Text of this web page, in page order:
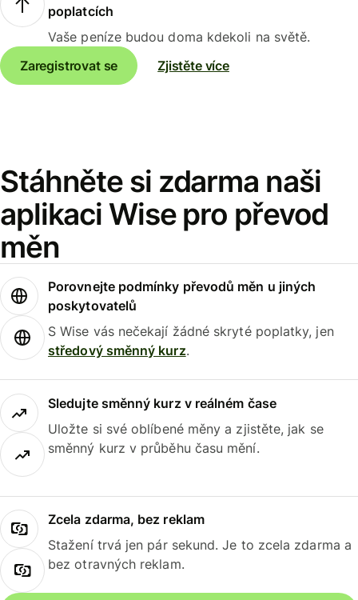
poplatcích
Vaše peníze budou doma kdekoli na světě.
Zaregistrovat se
Zjistěte více
Stáhněte si zdarma naši
aplikaci Wise pro převod
měn
Porovnejte podmínky převodů měn u jiných
poskytovatelů
S Wise vás nečekají žádné skryté poplatky, jen
středový směnný kurz.
Sledujte směnný kurz v reálném čase
Uložte si své oblíbené měny a zjistěte, jak se
směnný kurz v průběhu času mění.
Zcela zdarma, bez reklam
Stažení trvá jen pár sekund. Je to zcela zdarma a
bez otravných reklam.